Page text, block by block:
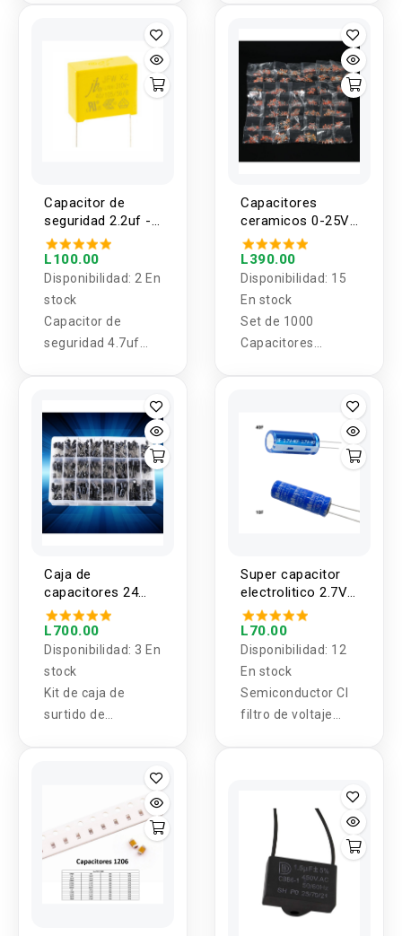
Capacitor de
seguridad 2.2uf -
4.7uf 275 - 310
VAC 50/60 Hz
L100.00
Disponibilidad: 2 En
stock
Capacitor de
seguridad 4.7uf
Capacitores
ceramicos 0-25V
1pf - 100nf (1000
unidades)
L390.00
Disponibilidad: 15
En stock
Set de 1000
Capacitores
Caja de
capacitores 24
valores (500
unidades)
L700.00
Disponibilidad: 3 En
stock
Kit de caja de
surtido de
unidades 0.1UF-
1000UF
Super capacitor
electrolitico 2.7V
10F y 40F
L70.00
Disponibilidad: 12
En stock
Semiconductor CI
filtro de voltaje